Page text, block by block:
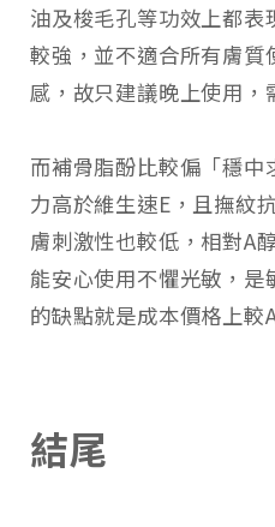
油及梭毛孔等功效上都
較強，並不適合所有膚
感，故只建議晚上使用，
而補骨脂酚比較偏「穩
力高於維生速E，且撫紋
膚刺激性也較低，相對A
能安心使用不懼光敏，
的缺點就是成本價格上較
結尾